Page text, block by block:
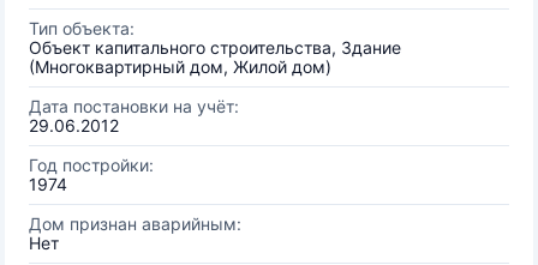
Тип объекта:
Объект капитального строительства, Здание
(Многоквартирный дом, Жилой дом)
Дата постановки на учёт:
29.06.2012
Год постройки:
1974
Дом признан аварийным:
Нет